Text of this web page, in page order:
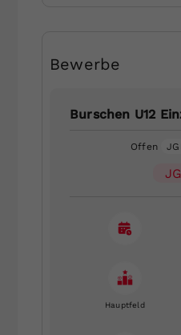
Bewerbe
Burschen U12
Offen
Hauptfeld